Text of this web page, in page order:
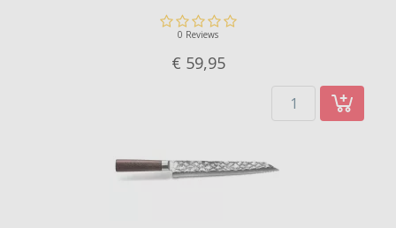
0 Reviews
€ 59,95